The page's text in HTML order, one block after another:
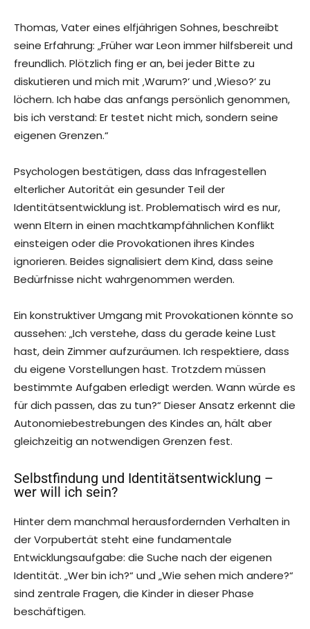
Thomas, Vater eines elfjährigen Sohnes, beschreibt
seine Erfahrung: „Früher war Leon immer hilfsbereit und
freundlich. Plötzlich fing er an, bei jeder Bitte zu
diskutieren und mich mit ‚Warum?‘ und ‚Wieso?‘ zu
löchern. Ich habe das anfangs persönlich genommen,
bis ich verstand: Er testet nicht mich, sondern seine
eigenen Grenzen.“
Psychologen bestätigen, dass das Infragestellen
elterlicher Autorität ein gesunder Teil der
Identitätsentwicklung ist. Problematisch wird es nur,
wenn Eltern in einen machtkampfähnlichen Konflikt
einsteigen oder die Provokationen ihres Kindes
ignorieren. Beides signalisiert dem Kind, dass seine
Bedürfnisse nicht wahrgenommen werden.
Ein konstruktiver Umgang mit Provokationen könnte so
aussehen: „Ich verstehe, dass du gerade keine Lust
hast, dein Zimmer aufzuräumen. Ich respektiere, dass
du eigene Vorstellungen hast. Trotzdem müssen
bestimmte Aufgaben erledigt werden. Wann würde es
für dich passen, das zu tun?“ Dieser Ansatz erkennt die
Autonomiebestrebungen des Kindes an, hält aber
gleichzeitig an notwendigen Grenzen fest.
Selbstfindung und Identitätsentwicklung –
wer will ich sein?
Hinter dem manchmal herausfordernden Verhalten in
der Vorpubertät steht eine fundamentale
Entwicklungsaufgabe: die Suche nach der eigenen
Identität. „Wer bin ich?“ und „Wie sehen mich andere?“
sind zentrale Fragen, die Kinder in dieser Phase
beschäftigen.